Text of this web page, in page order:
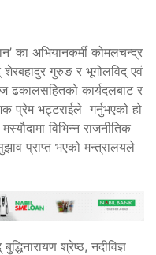
का अभियानकर्मी कोमलचन्द्र
शेरबहादुर गुरुङ र भूगोलविद् एवं
कार्यदलबाट र
प्रेम भट्टराईले गर्नुभएको हो
विभिन्न राजनीतिक
प्राप्त भएको मन्त्रालयले
श्रेष्ठ, नदीविज्ञ